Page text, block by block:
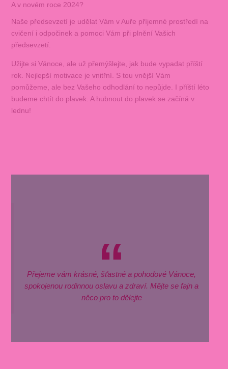
A v novém roce 2024?
Naše předsevzetí je udělat Vám v Auře příjemné prostředí na
cvičení i odpočinek a pomoci Vám při plnění Vašich
předsevzetí.
Užijte si Vánoce, ale už přemýšlejte, jak bude vypadat příští
rok. Nejlepší motivace je vnitřní. S tou vnější Vám
pomůžeme, ale bez Vašeho odhodlání to nepůjde. I příští léto
budeme chtít do plavek. A hubnout do plavek se začíná v
lednu!
Přejeme vám krásné, šťastné a pohodové Vánoce,
spokojenou rodinnou oslavu a zdraví. Mějte se fajn a
něco pro to dělejte